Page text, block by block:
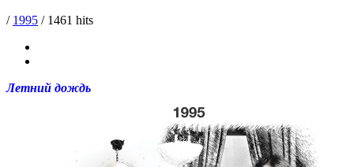
/ 1995 /1461 hits
Летний дождь